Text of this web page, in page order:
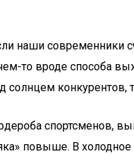
наши современники
то вроде способа
солнцем
спортсменов,
повыше. В